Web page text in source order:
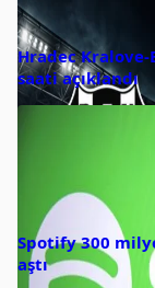
Hradec
saati açıklandı
Spotify 300
aştı